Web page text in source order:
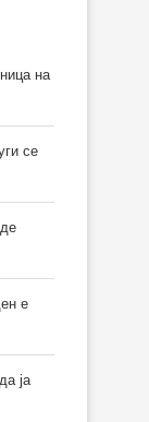
на
се
е
ја